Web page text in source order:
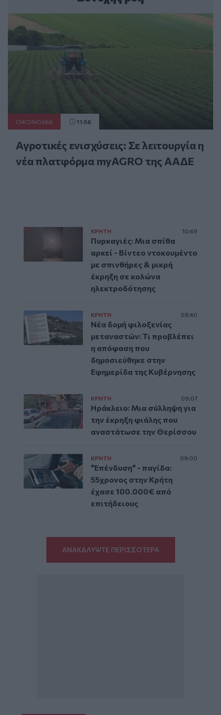
ΟΙΚΟΝΟΜΙΑ 11:56
Αγροτικές ενισχύσεις: Σε λειτουργία η
νέα πλατφόρμα myAGRO της ΑΑΔΕ
ΚΡΗΤΗ 10:49
Πυρκαγιές: Μια σπίθα
αρκεί - Βίντεο ντοκουμέντο
με σπινθήρες & μικρή
έκρηξη σε κολώνα
ηλεκτροδότησης
ΚΡΗΤΗ 08:40
Νέα δομή φιλοξενίας
μεταναστών: Τι προβλέπει
η απόφαση που
δημοσιεύθηκε στην
Εφημερίδα της Κυβέρνησης
ΚΡΗΤΗ 09:07
Ηράκλειο: Μια σύλληψη για
την έκρηξη φιάλης που
αναστάτωσε την Θερίσσου
ΚΡΗΤΗ 09:00
"Επένδυση" - παγίδα:
55χρονος στην Κρήτη
έχασε 100.000€ από
επιτήδειους
ΑΝΑΚΑΛΥΨΤΕ ΠΕΡΙΣΣΟΤΕΡΑ